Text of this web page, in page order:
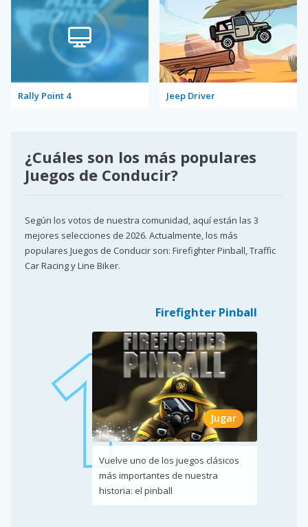
Rally Point 4 Jeep Driver
¿Cuáles son los más populares
Juegos de Conducir?
Según los votos de nuestra comunidad, aquí están las 3
mejores selecciones de 2026. Actualmente, los más
populares Juegos de Conducir son: Firefighter Pinball, Traffic
Car Racing y Line Biker.
Firefighter Pinball
Jugar
Vuelve uno de los juegos clásicos
más importantes de nuestra
historia: el pinball